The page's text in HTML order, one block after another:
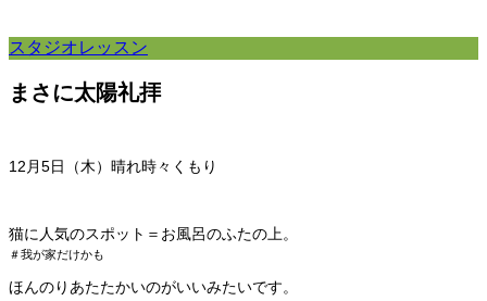
スタジオレッスン
まさに太陽礼拝
12月5日（木）晴れ時々くもり
猫に人気のスポット＝お風呂のふたの上。
＃我が家だけかも
ほんのりあたたかいのがいいみたいです。